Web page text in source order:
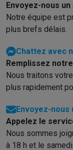
Envoyez-nous
Notre équipe est
plus brefs délais.
Chattez avec
Remplissez
Nous traitons
plus rapidement
Envoyez-nous
Appelez le
Nous sommes
à 18 h et le